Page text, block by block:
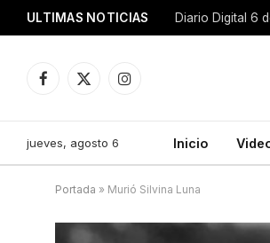
ULTIMAS NOTICIAS Diario Digital 6
Facebook
X
Instagram
jueves, agosto 6 Inicio
Portada » Murió Silvina Luna